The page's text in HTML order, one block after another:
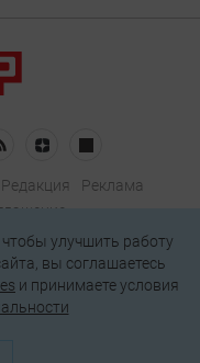
Редакция
Реклама
помещение I, комн. 23
улучшить работу
вы соглашаетесь
и принимаете условия